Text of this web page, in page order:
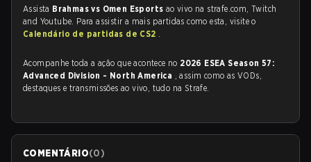
Assista Brahmas vs Omen Esports ao vivo na strafe.com, Twitch
and Youtube. Para assistir a mais partidas como esta, visite o
Calendário de partidas de CS2 .
Acompanhe toda a ação que acontece no 2026 ESEA Season 57:
Advanced Division - North America , assim como as VODs,
destaques e transmissões ao vivo, tudo na Strafe.
COMENTÁRIO(0)